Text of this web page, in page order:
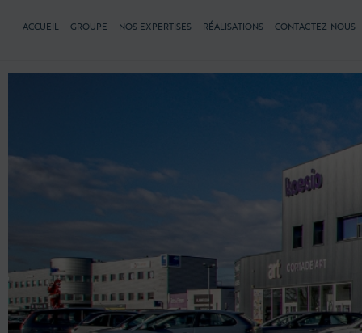
ACCUEIL GROUPE NOS EXPERTISES RÉALISATIONS CONTACTEZ-NOUS